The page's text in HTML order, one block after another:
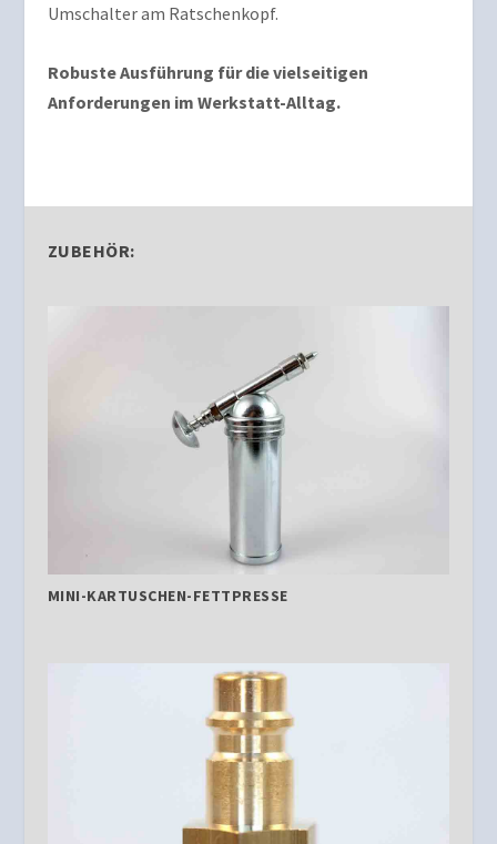
Umschalter am Ratschenkopf.
Robuste Ausführung für die vielseitigen
Anforderungen im Werkstatt-Alltag.
ZUBEHÖR:
MINI-KARTUSCHEN-FETTPRESSE